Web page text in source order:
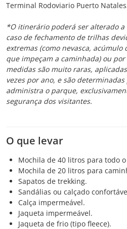
Terminal Rodoviario Puerto
*O itinerário poderá ser alterado
caso de fechamento de trilhas
extremas (como nevasca,
que impeçam a caminhada) ou
medidas são muito raras,
vezes por ano, e são
administra o parque,
segurança dos visitantes.
O que levar
Mochila de 40 litros para todo
Mochila de 20 litros para
Sapatos de trekking.
Sandálias ou calçado
Calça impermeável.
Jaqueta impermeável.
Jaqueta de frio (tipo fleece).